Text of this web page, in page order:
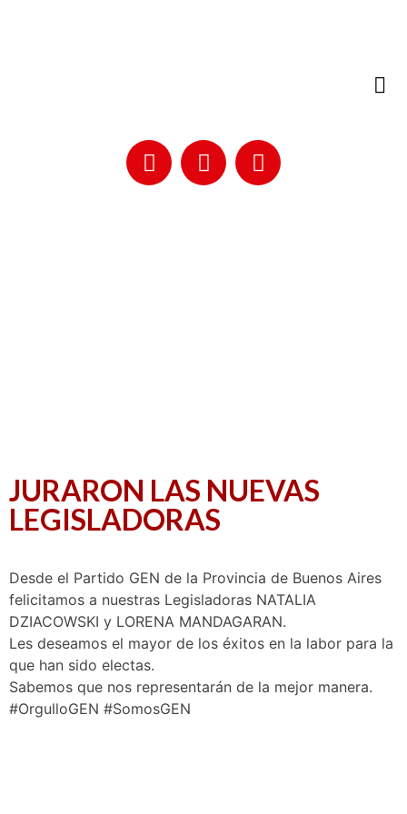
JURARON LAS NUEVAS
LEGISLADORAS
Desde el Partido GEN de la Provincia de Buenos Aires
felicitamos a nuestras Legisladoras NATALIA
DZIACOWSKI y LORENA MANDAGARAN.
Les deseamos el mayor de los éxitos en la labor para la
que han sido electas.
Sabemos que nos representarán de la mejor manera.
#OrgulloGEN #SomosGEN